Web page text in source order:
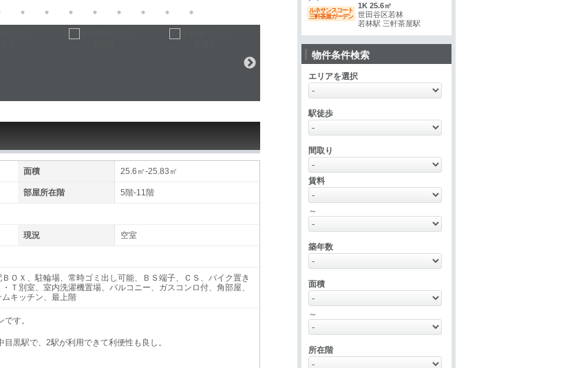
面積 25.6㎡-25.83㎡
部屋所在階 5階-11階
現況 空室
ＯＸ、駐輪場、常時ゴミ出し可能、ＢＳ端子、ＣＳ、バイク置き
Ｔ別室、室内洗濯機置場、バルコニー、ガスコンロ付、角部屋、
キッチン、最上階
す。
黒駅で、2駅が利用できて利便性も良し。
ルネサンスコート
三軒茶屋ガーデン
1K 25.6㎡
世田谷区若林
若林駅 三軒茶屋駅
物件条件検索
エリアを選択
駅徒歩
間取り
賃料
～
築年数
面積
～
所在階